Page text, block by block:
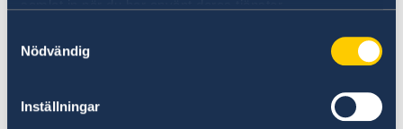
Nödvändig
Inställningar